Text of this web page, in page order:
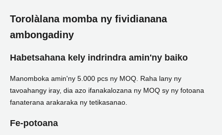
Torolàlana momba ny fividianana
ambongadiny
Habetsahana kely indrindra amin'ny baiko
Manomboka amin'ny 5.000 pcs ny MOQ. Raha lany ny
tavoahangy iray, dia azo ifanakalozana ny MOQ sy ny fotoana
fanaterana arakaraka ny tetikasanao.
Fe-potoana